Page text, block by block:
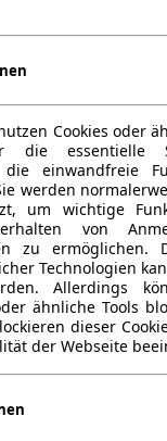
Cookies oder
die essentielle
einwandfreie
werden
um wichtige
von
zu ermöglichen.
Technologien
Allerdings
ähnliche Tools
dieser
der Webseite